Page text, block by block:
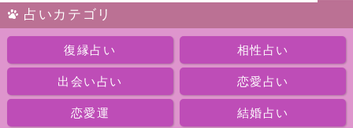
占いカテゴリ
復縁占い 相性占い
出会い占い 恋愛占い
恋愛運 結婚占い